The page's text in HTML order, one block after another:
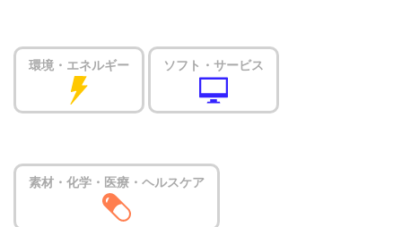
環境・エネルギー ソフト・サービス
素材・化学・医療・ヘルスケア